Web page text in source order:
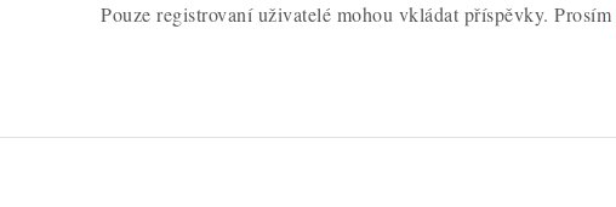
Pouze registrovaní uživatelé mohou vkládat příspěvky. Prosím